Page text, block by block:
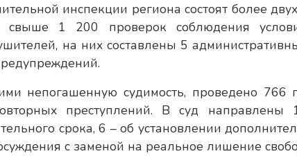
инспекции региона состоят более
свыше 1 200 проверок соблюдения
на них составлены 5
непогашенную судимость, проведено 766
преступлений. В суд
срока, 6 – об установлении
с заменой на реальное лишение